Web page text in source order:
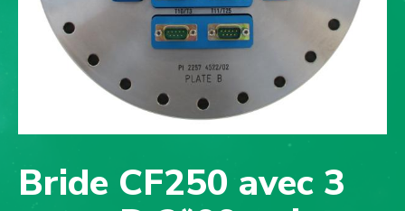
Bride CF250 avec 3